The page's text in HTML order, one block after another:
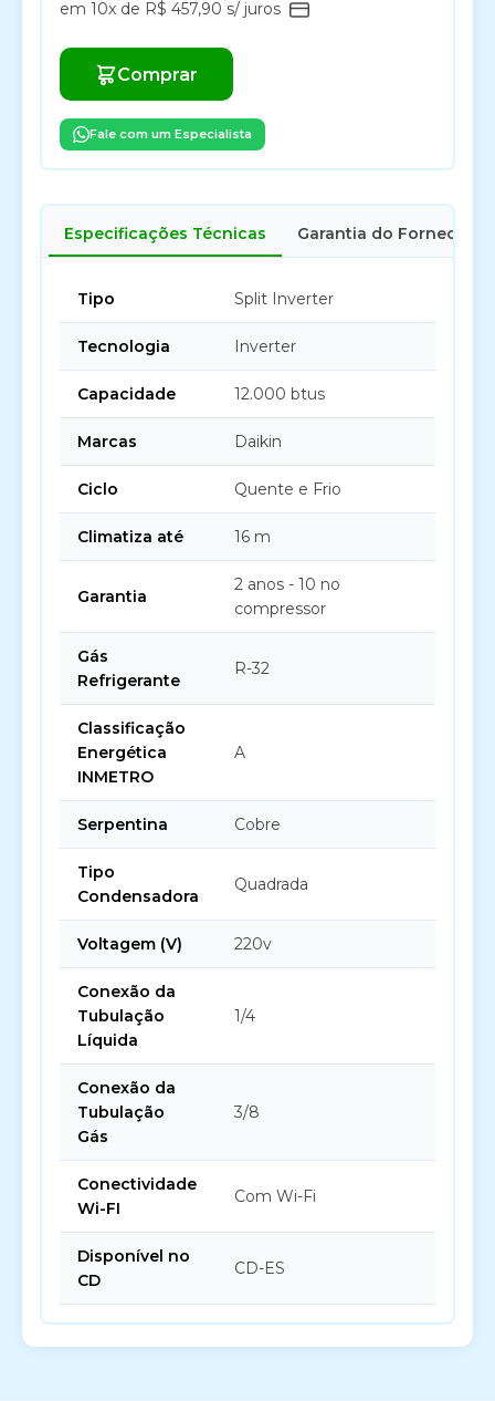
em 10x de R$ 457,90 s/ juros
Comprar
Fale com um Especialista
Especificações Técnicas Garantia do Fornecedor
Tipo Split Inverter
Tecnologia Inverter
Capacidade 12.000 btus
Marcas Daikin
Ciclo Quente e Frio
Climatiza até 16 m
Garantia
2 anos - 10 no
compressor
Gás
Refrigerante
R-32
Classificação
Energética
INMETRO
A
Serpentina Cobre
Tipo
Condensadora
Quadrada
Voltagem (V) 220v
Conexão da
Tubulação
Líquida
1/4
Conexão da
Tubulação
Gás
3/8
Conectividade
Wi-FI
Com Wi-Fi
Disponível no
CD
CD-ES